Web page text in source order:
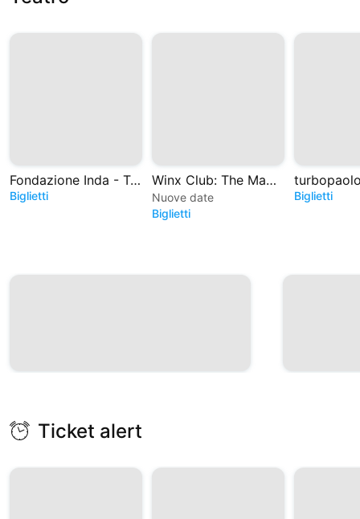
Fondazione Inda - Teatro Greco di Siracusa
Biglietti
Winx Club: The Magic is back - Il Musical
Nuove date
Biglietti
Biglietti
Ticket alert